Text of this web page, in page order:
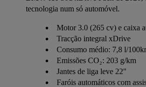
tecnologia num só automóvel.
Motor 3.0 (265 cv) e caixa
Tracção integral xDrive
Consumo médio: 7,8 l/
Emissões CO₂: 203 g/km
Jantes de liga leve 22"
Faróis automáticos com